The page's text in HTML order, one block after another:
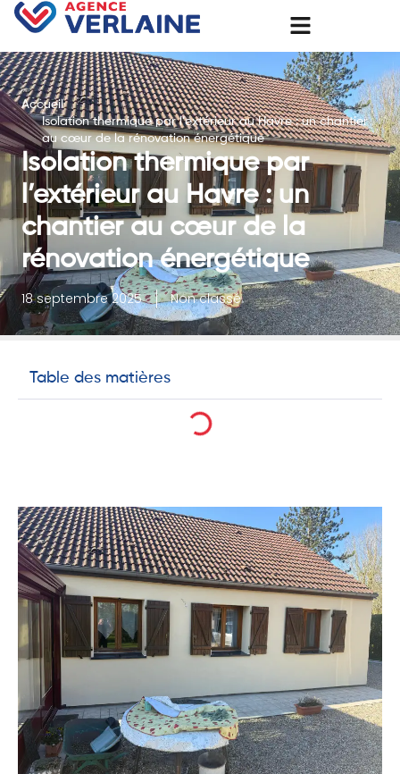
Accueil
Isolation thermique par l’extérieur au Havre : un chantier
au cœur de la rénovation énergétique
Isolation thermique par
l’extérieur au Havre : un
chantier au cœur de la
rénovation énergétique
18 septembre 2025 Non classé
Table des matières